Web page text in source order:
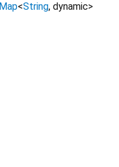
Map<String, dynamic>